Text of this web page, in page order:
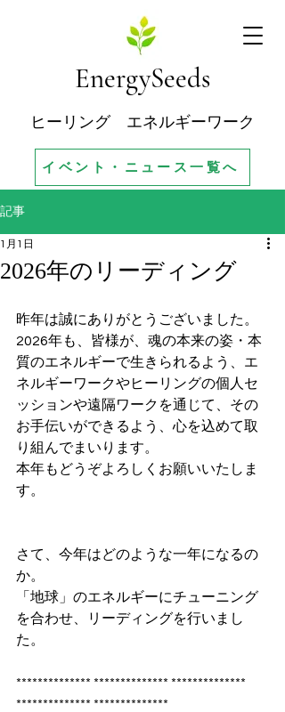
EnergySeeds
ヒーリング エネルギーワーク
イベント・ニュース一覧へ
記事
2026年のリーディング
1月1日
昨年は誠にありがとうございました。
2026年も、皆様が、魂の本来の姿・本
質のエネルギーで生きられるよう、エ
ネルギーワークやヒーリングの個人セ
ッションや遠隔ワークを通じて、その
お手伝いができるよう、心を込めて取
り組んでまいります。
本年もどうぞよろしくお願いいたしま
す。
さて、今年はどのような一年になるの
か。
「地球」のエネルギーにチューニング
を合わせ、リーディングを行いまし
た。
************** ************** **************
************** **************